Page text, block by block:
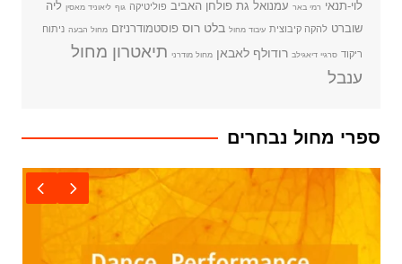
לוי-תנאי רמי באר עמנואל גת פולחן האביב פוליטיקה גוף ליאוניד מאסין ליה
שוברט להקה קיבוצית עיבוד מחול בלט רוס פוסטמודרניזם מחול הבעה ניתוח
ריקוד סרגיי דיאגילב רודולף לאבאן מחול מודרני תיאטרון מחול
ענבל
ספרי מחול נבחרים